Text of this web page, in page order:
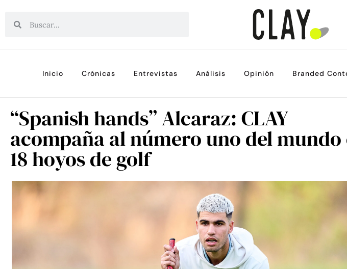
Inicio Crónicas Entrevistas Análisis Opinión Branded
“Spanish hands” Alcaraz: CLAY
acompaña al número uno del mundo
18 hoyos de golf